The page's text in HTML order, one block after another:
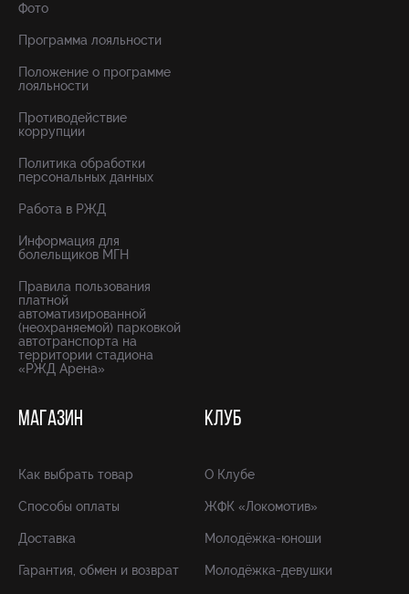
Фото
Программа лояльности
Положение о программе
лояльности
Противодействие
коррупции
Политика обработки
персональных данных
Работа в РЖД
Информация для
болельщиков МГН
Правила пользования
платной
автоматизированной
(неохраняемой) парковкой
автотранспорта на
территории стадиона
«РЖД Арена»
МАГАЗИН
Как выбрать товар
Способы оплаты
Доставка
Гарантия, обмен и возврат
КЛУБ
О Клубе
ЖФК «Локомотив»
Молодёжка-юноши
Молодёжка-девушки